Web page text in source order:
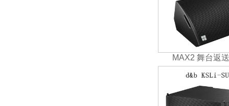
MAX2 舞台返